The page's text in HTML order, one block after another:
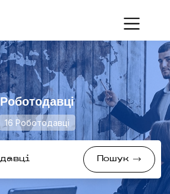
Роботодавці
16 Роботодавці
Пошук